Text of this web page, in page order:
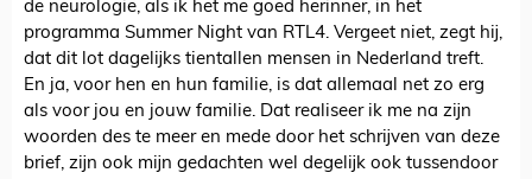
de neurologie, als ik het me goed herinner, in het
programma Summer Night van RTL4. Vergeet niet, zegt hij,
dat dit lot dagelijks tientallen mensen in Nederland treft.
En ja, voor hen en hun familie, is dat allemaal net zo erg
als voor jou en jouw familie. Dat realiseer ik me na zijn
woorden des te meer en mede door het schrijven van deze
brief, zijn ook mijn gedachten wel degelijk ook tussendoor